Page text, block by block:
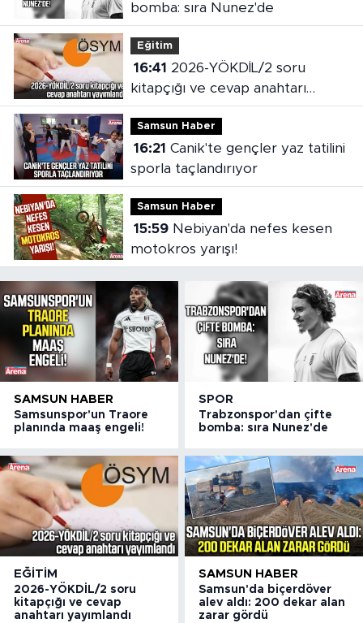
bomba: sıra Nunez'de
Eğitim
16:41
kitapçığı ve cevap anahtarı
yayımlandı
Samsun Haber
16:21
sporla taçlandırıyor
Samsun Haber
15:59Nebiyan'da nefes kesen
motokros yarışı!
SAMSUN HABER
Samsunspor'un Traore
planında maaş engeli!
SPOR
Trabzonspor'dan çifte
bomba: sıra Nunez'de
EĞITIM
2026-YÖKDİL/2 soru
kitapçığı ve cevap
anahtarı yayımlandı
SAMSUN HABER
Samsun'da biçerdöver
alev aldı: 200 dekar alan
zarar gördü